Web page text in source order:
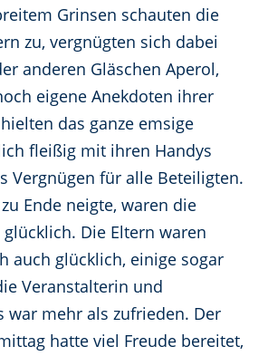
Grinsen schauten die
zu, vergnügten sich dabei
anderen Gläschen Aperol,
eigene Anekdoten ihrer
das ganze emsige
fleißig mit ihren Handys
Vergnügen für alle Beteiligten.
Ende neigte, waren die
Die Eltern waren
auch glücklich, einige sogar
Veranstalterin und
war mehr als zufrieden. Der
hatte viel Freude bereitet,